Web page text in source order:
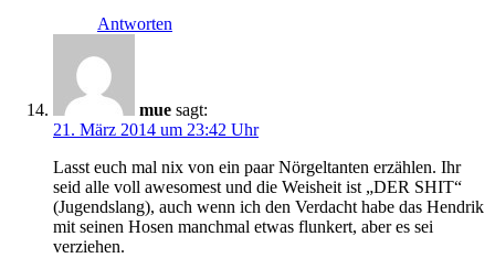
Antworten
mue sagt:
21. März 2014 um 23:42 Uhr
Lasst euch mal nix von ein paar Nörgeltanten erzählen. Ihr
seid alle voll awesomest und die Weisheit ist „DER SHIT“
(Jugendslang), auch wenn ich den Verdacht habe das Hendrik
mit seinen Hosen manchmal etwas flunkert, aber es sei
verziehen.